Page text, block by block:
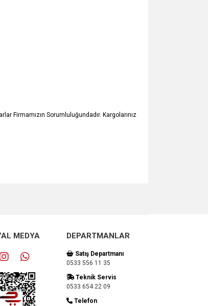
Firmamızın Sorumluluğundadır. Kargolarınız
MEDYA DEPARTMANLAR
Satış Departmanı
0533 556 11 35
Teknik Servis
0533 654 22 09
Telefon